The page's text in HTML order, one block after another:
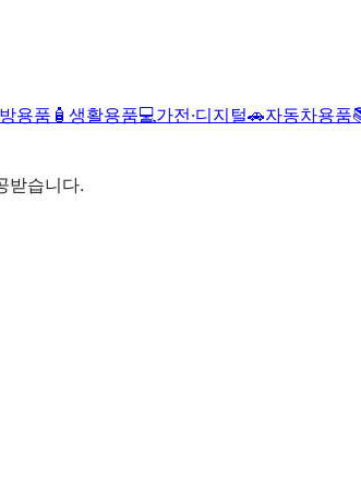
용품 🧴 생활용품💻가전·디지털🚗자동차용품
받습니다.